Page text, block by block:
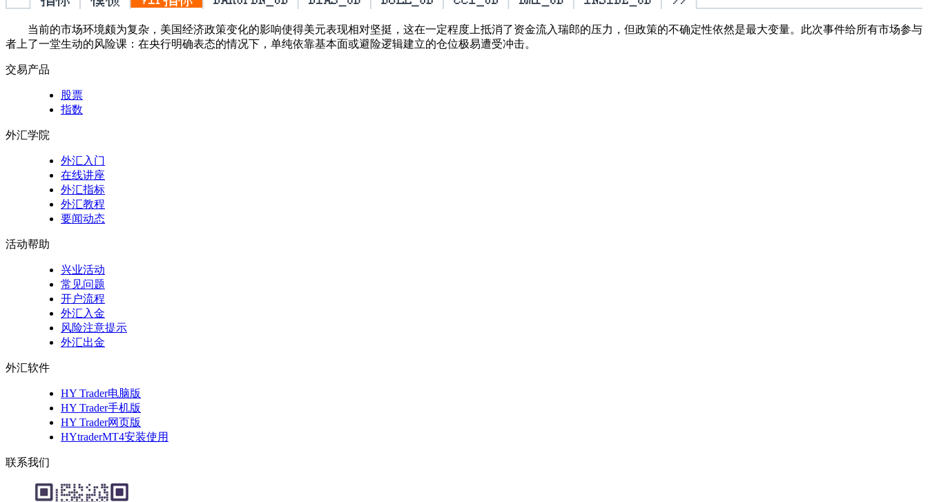
当前的市场环境颇为复杂，美国经济政策变化的影响使得美元表现相对坚挺，这在一定程度上抵消了资金流入瑞郎的压力，但政策的不确定性依然是最大变量。此次事件给所有市场参与
者上了一堂生动的风险课：在央行明确表态的情况下，单纯依靠基本面或避险逻辑建立的仓位极易遭受冲击。
交易产品
股票
指数
外汇学院
外汇入门
在线讲座
外汇指标
外汇教程
要闻动态
活动帮助
兴业活动
常见问题
开户流程
外汇入金
风险注意提示
外汇出金
外汇软件
HY Trader电脑版
HY Trader手机版
HY Trader网页版
HYtraderMT4安装使用
联系我们